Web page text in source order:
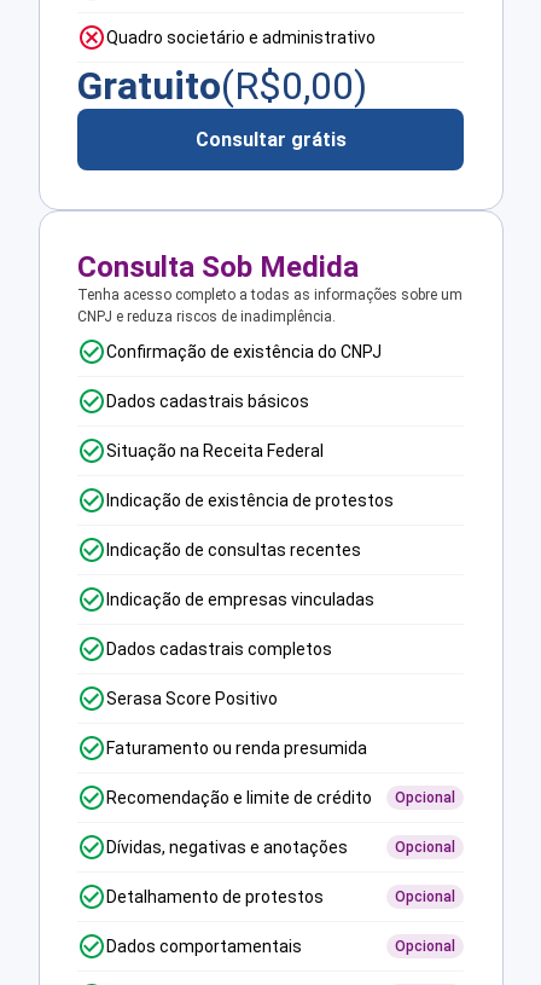
Quadro societário e administrativo
Gratuito(R$0,00)
Consultar grátis
Consulta Sob Medida
Tenha acesso completo a todas as informações sobre um
CNPJ e reduza riscos de inadimplência.
Confirmação de existência do CNPJ
Dados cadastrais básicos
Situação na Receita Federal
Indicação de existência de protestos
Indicação de consultas recentes
Indicação de empresas vinculadas
Dados cadastrais completos
Serasa Score Positivo
Faturamento ou renda presumida
Recomendação e limite de crédito Opcional
Dívidas, negativas e anotações Opcional
Detalhamento de protestos Opcional
Dados comportamentais Opcional